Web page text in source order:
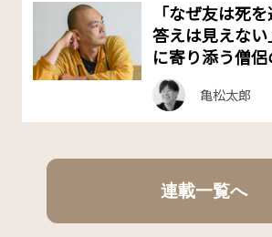
「なぜ友は死
答えは見えな
に寄り添う僧
亀松太郎
連載一覧へ